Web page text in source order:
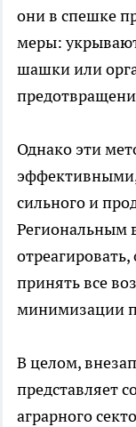
они в спешке
меры:
шашки или
Однако эти
эффективными,
сильного и
Региональным
принять все
минимизации
В целом,
представляет
аграрного